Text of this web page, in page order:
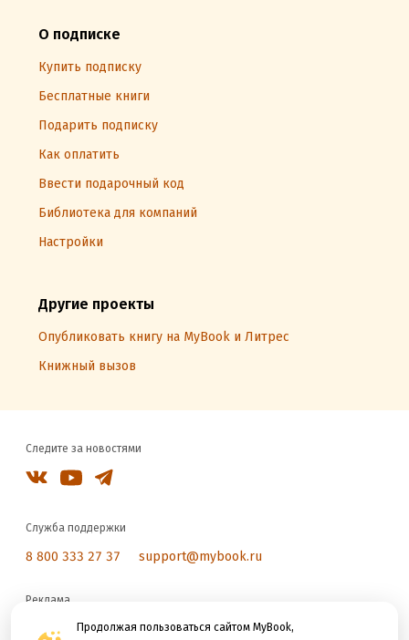
Продолжая пользоваться сайтом MyBook,
О подписке
Купить подписку
Бесплатные книги
Подарить подписку
Как оплатить
Ввести подарочный код
Библиотека для компаний
Настройки
Другие проекты
Опубликовать книгу на MyBook и Литрес
Книжный вызов
Следите за новостями
Служба поддержки
8 800 333 27 37 support@mybook.ru
Реклама
reklama@litres.ru